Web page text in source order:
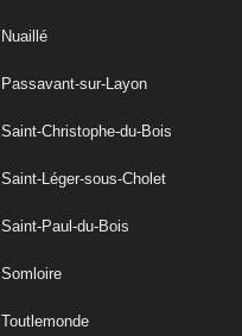
Nuaillé
Passavant-sur-Layon
Saint-Christophe-du-Bois
Saint-Léger-sous-Cholet
Saint-Paul-du-Bois
Somloire
Toutlemonde